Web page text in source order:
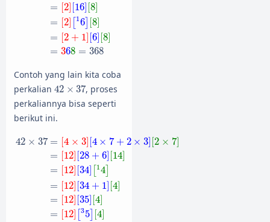
= [2] [16] [8]
= [2] 1 6 [8]
= [2 + 1] [6] [8]
= 368 = 368
Contoh yang lain kita coba
perkalian 42 × 37
42 ×37, proses
perkaliannya bisa seperti
berikut ini.
42 × 37 = [4 × 3] [4 × 7 + 2 × 3] [2 × 7]
= [12] [28 + 6] [14]
= 12 [34 1 4
= [12] [34 + 1] [4]
= [12] [35] [4]
= 12 [35 4
42 37= ×3 4×7 × 3 [2 7]=[ ][